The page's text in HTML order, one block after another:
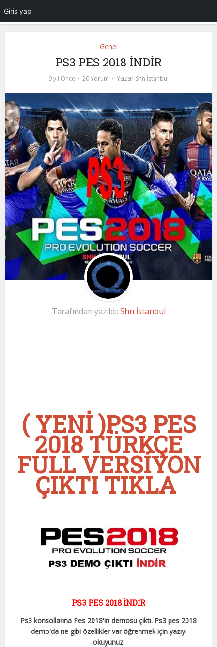
Genel
PS3 PES 2018 İNDİR
9 yıl Önce 20 Yorum Yazar Shn İstanbul
Tarafından yazıldı: Shn İstanbul
( YENİ )PS3 PES
2018 TÜRKÇE
FULL VERSİYON
ÇIKTI TIKLA
PS3 PES 2018 İNDİR
Ps3 konsollarına Pes 2018'in demosu çıktı. Ps3 pes 2018
demo'da ne gibi özellikler var öğrenmek için yazıyı
okuyunuz.
Giriş yap